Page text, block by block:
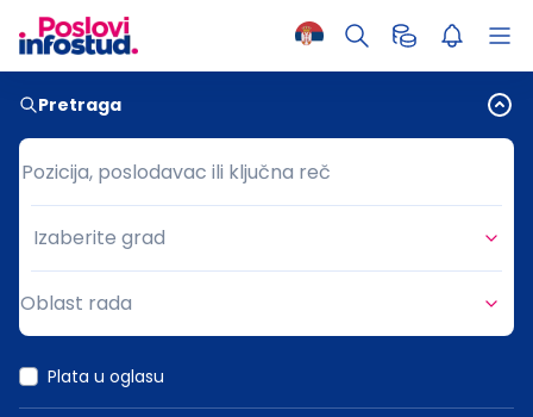
Pretraga
Pozicija, poslodavac ili ključna reč
Pozicija, poslodavac ili ključna reč
Grad
Izaberite grad
Oblast rada
Plata u oglasu